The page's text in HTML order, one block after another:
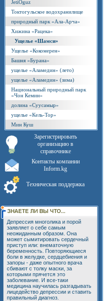
JetiOguz
Токтогульское водохранилище
природный парк «Ала-Арча»
Хижина «Рацека»
Ущелье «Шамси»
Ущелье «Кокомерен»
Башня «Бурана»
ущелье «Аламедин» (лето)
ущелье «Аламедин» (зима)
Национальный природный парк
«Чон Кемин»
долина «Суусамыр»
ущелье «Кель-Тор»
Мин Куш
Зарегистрировать
организацию в
справочнике
Контакты компании
Inform.kg
Техническая поддержка
Депрессия многолика и порой
заявляет о себе самым
неожиданным образом. Она
может сымитировать сердечный
приступ или: внематочную
беременность. Повторяющиеся
боли в желудке, сердцебиения и
запоры - даже опытного врача
сбивают с толку маски, за
которыми прячется это
заболевание. И все-таки
медицина научилась разгадывать
лицедейство депрессии и ставить
правильный диагноз.